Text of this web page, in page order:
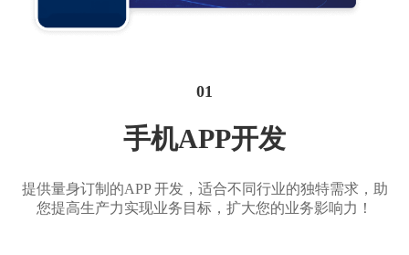
01
手机APP开发
提供量身订制的APP 开发，适合不同行业的独特需求，助
您提高生产力实现业务目标，扩大您的业务影响力！